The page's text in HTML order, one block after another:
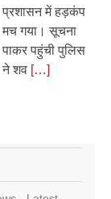
प्रशासन में हड़कंप
मच गया। सूचना
पाकर पहुंची पुलिस
ने शव […]